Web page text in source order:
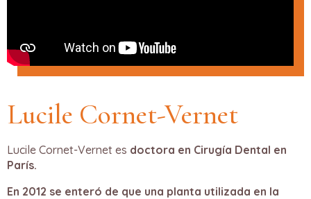
Lucile Cornet-Vernet
Lucile Cornet-Vernet es doctora en Cirugía Dental en
París.
En 2012 se enteró de que una planta utilizada en la